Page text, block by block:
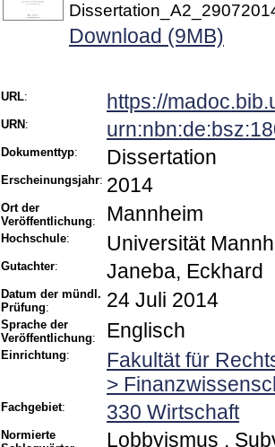
Download (9MB)
URL: https://
URN :
Dokumenttyp: Dissertation
Erscheinungsjahr: 2014
Ort der
Veröffentlichung: Mannheim
Hochschule: Universität
Gutachter: Janeba, Eckhard
Datum der mündl.
Prüfung: 24 Juli 2014
Sprache der
Veröffentlichung: Englisch
Einrichtung:
Fakultät für
>
Fachgebiet: 330 Wirtschaft
Normierte
Lobbyismus ,